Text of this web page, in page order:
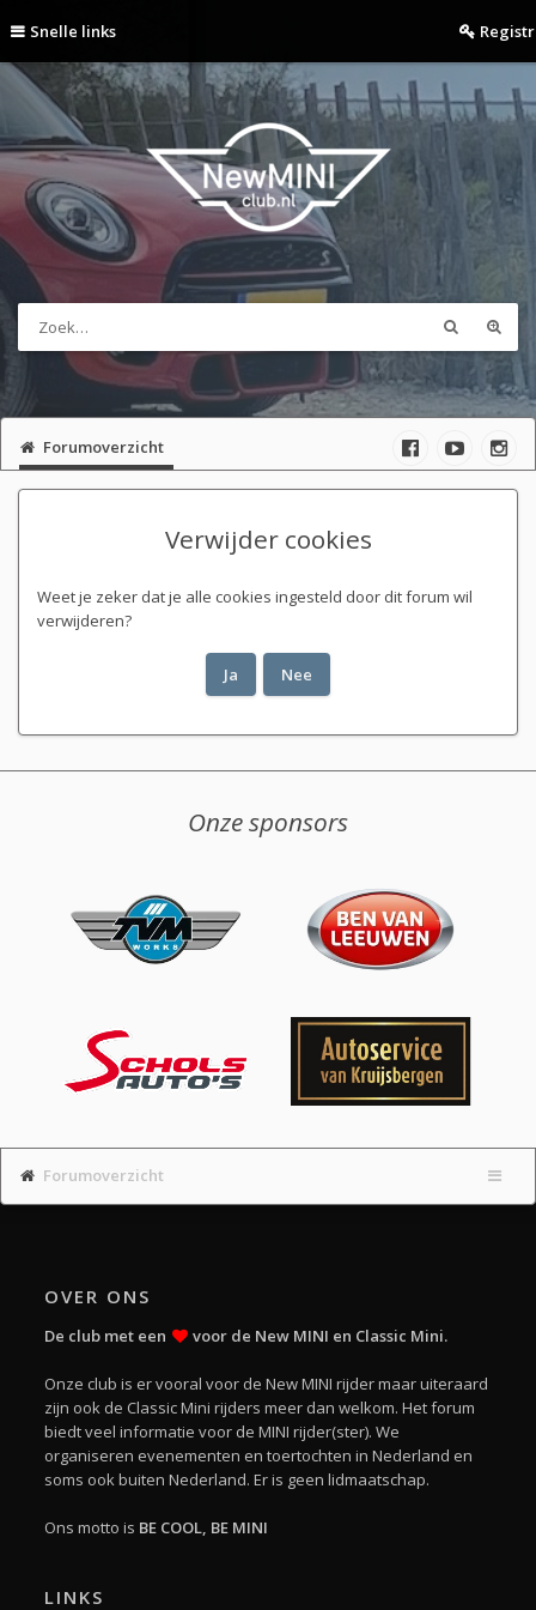
Snelle links
Forumoverzicht
Verwijder cookies
Weet je zeker dat je alle cookies ingesteld door dit forum wil
verwijderen?
Onze sponsors
Forumoverzicht
OVER ONS
De club met een voor de New MINI en Classic Mini.
Onze club is er vooral voor de New MINI rijder maar uiteraard
zijn ook de Classic Mini rijders meer dan welkom. Het forum
biedt veel informatie voor de MINI rijder(ster). We
organiseren evenementen en toertochten in Nederland en
soms ook buiten Nederland. Er is geen lidmaatschap.
Ons motto is BE COOL, BE MINI
LINKS